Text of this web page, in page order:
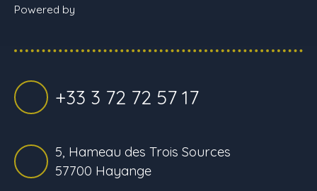
Powered by
+33 3 72 72 57 17
5, Hameau des Trois Sources
57700 Hayange